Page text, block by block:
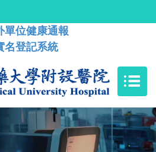
單位健康通報
名登記系統